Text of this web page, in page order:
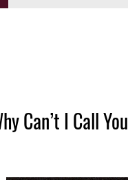
Can’t I Call You